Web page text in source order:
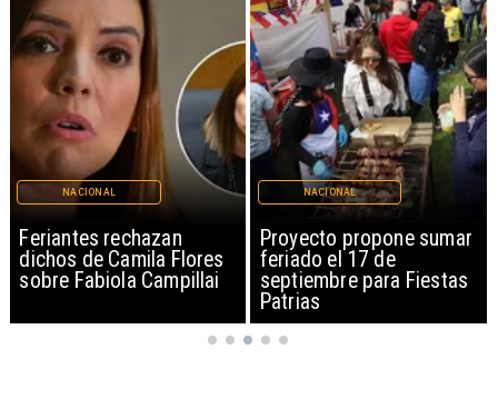
rechazan
de Camila Flores
Fabiola Campillai
NACIONAL
Proyecto propone sumar
feriado el 17 de
septiembre para Fiestas
Patrias
NACIONAL